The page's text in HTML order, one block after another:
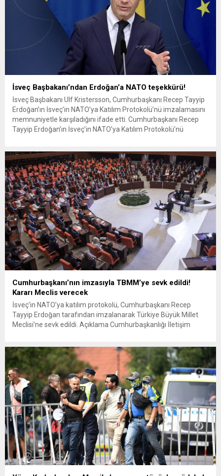
İsveç Başbakanı’ndan Erdoğan’a NATO teşekkürü!
İsveç Başbakanı Ulf Kristersson, Cumhurbaşkanı Recep Tayyip
Erdoğan’ın İsveç’in NATO’ya Katılım Protokolü’nü imzalamasını
memnuniyetle karşıladığını ifade etti. Cumhurbaşkanı Recep
Tayyip Erdoğan’ın İsveç’in NATO’ya Katılım Protokolü’nü
sosyal medya hesabından yaptığı açıklamada, “Cumhurbaşkanı
Erdoğan’ın İsveç’in NATO’ya onay protokolünü imzalayarak
TBMM’ye sunmasını...
Cumhurbaşkanı’nın imzasıyla TBMM’ye sevk edildi!
Kararı Meclis verecek
İsveç’in NATO’ya katılım protokolü, Cumhurbaşkanı Recep
Tayyip Erdoğan tarafından imzalanarak Türkiye Büyük Millet
Meclisi’ne sevk edildi. Açıklama Cumhurbaşkanlığı İletişim
tarafından 23 Ekim 2023 tarihinde imzalanarak Türkiye Büyük
Millet Meclisi’ne sevk edilmiştir” denildi. Süreçte neler yaşandı?
Rusya-Ukrayna savaşının ardından...